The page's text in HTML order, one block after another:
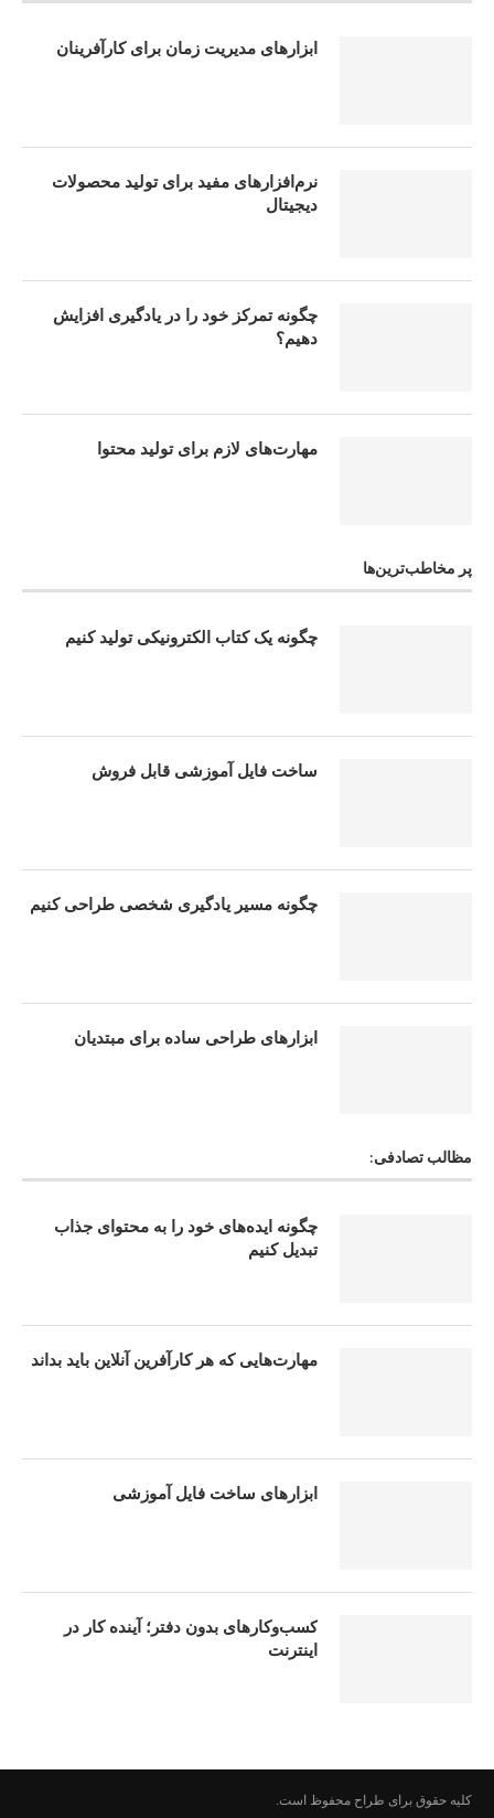
ابزارهای مدیریت زمان برای کارآفرینان
نرم‌افزارهای مفید برای تولید محصولات
دیجیتال
چگونه تمرکز خود را در یادگیری افزایش
دهیم؟
مهارت‌های لازم برای تولید محتوا
پر مخاطب‌ترین‌ها
چگونه یک کتاب الکترونیکی تولید کنیم
ساخت فایل آموزشی قابل فروش
چگونه مسیر یادگیری شخصی طراحی کنیم
ابزارهای طراحی ساده برای مبتدیان
مظالب تصادفی:
چگونه ایده‌های خود را به محتوای جذاب
تبدیل کنیم
مهارت‌هایی که هر کارآفرین آنلاین باید بداند
ابزارهای ساخت فایل آموزشی
کسب‌وکارهای بدون دفتر؛ آینده کار در
اینترنت
کلیه حقوق برای طراح محفوظ است.